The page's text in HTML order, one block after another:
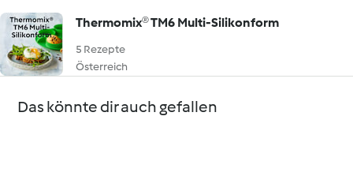
Thermomix® TM6 Multi-Silikonform
5 Rezepte
Österreich
Das könnte dir auch gefallen